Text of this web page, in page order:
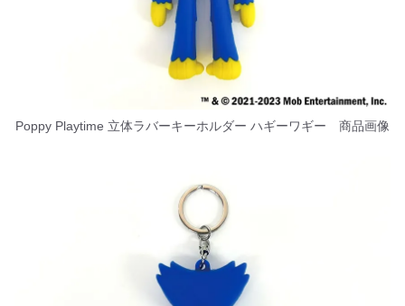
Poppy Playtime 立体ラバーキーホルダー ハギーワギー 商品画像